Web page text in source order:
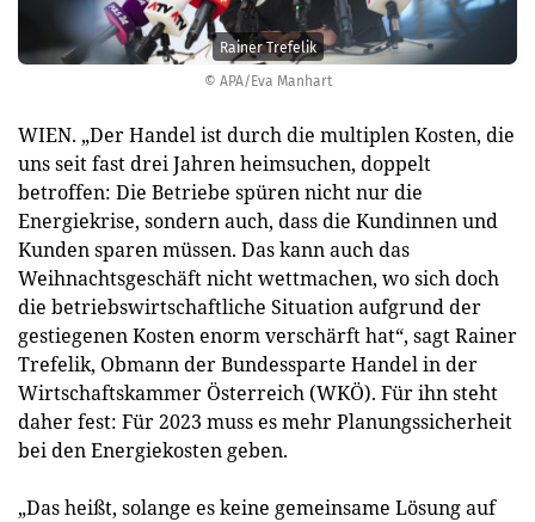
© APA/Eva Manhart
Rainer Trefelik
WIEN. „Der Handel ist durch die multiplen Kosten, die
uns seit fast drei Jahren heimsuchen, doppelt
betroffen: Die Betriebe spüren nicht nur die
Energiekrise, sondern auch, dass die Kundinnen und
Kunden sparen müssen. Das kann auch das
Weihnachtsgeschäft nicht wettmachen, wo sich doch
die betriebswirtschaftliche Situation aufgrund der
gestiegenen Kosten enorm verschärft hat“, sagt Rainer
Trefelik, Obmann der Bundessparte Handel in der
Wirtschaftskammer Österreich (WKÖ). Für ihn steht
daher fest: Für 2023 muss es mehr Planungssicherheit
bei den Energiekosten geben.
„Das heißt, solange es keine gemeinsame Lösung auf